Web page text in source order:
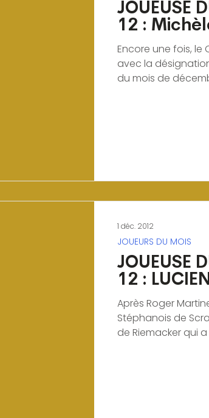
JOUEUSE
12 :
Encore une fois, le
avec la
du mois de
JOUEUSE
12 :
Après Roger
Stéphanois de
de Riemacker qui a
JOUEURS DU MOIS
1 déc. 2012